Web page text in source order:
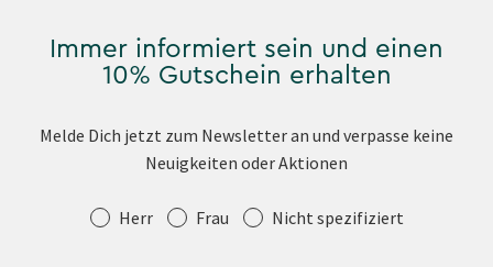
Immer informiert sein und einen
10% Gutschein erhalten
Melde Dich jetzt zum Newsletter an und verpasse keine
Neuigkeiten oder Aktionen
Anrede Herr Frau Nicht spezifiziert